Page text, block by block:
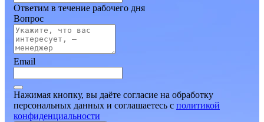
Ответим в течение рабочего дня
Вопрос
Email
Нажимая кнопку, вы даёте согласие на обработку
персональных данных и соглашаетесь c политикой
конфиденциальности